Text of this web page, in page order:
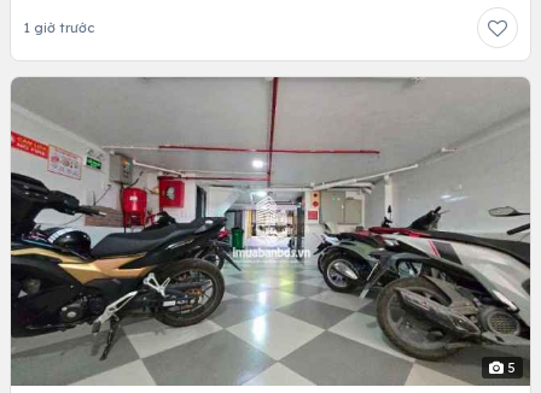
1 giờ trước
5